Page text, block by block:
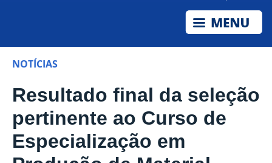
NOTÍCIAS
Resultado final da seleção
pertinente ao Curso de
Especialização em